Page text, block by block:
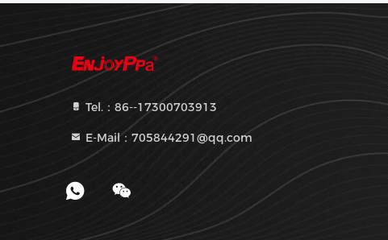
Tel.：86--17300703913
E-Mail：705844291@qq.com